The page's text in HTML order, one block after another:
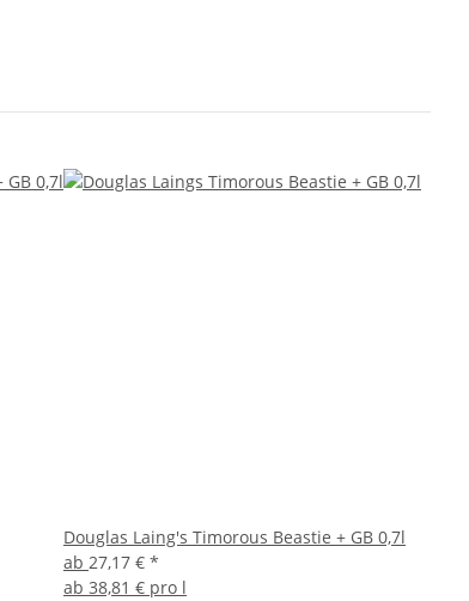
Douglas Laing's Timorous Beastie + GB 0,7l
ab 27,17 € *
ab 38,81 € pro l